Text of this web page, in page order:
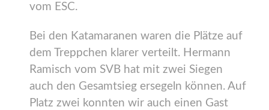
vom ESC.
Bei den Katamaranen waren die Plätze auf
dem Treppchen klarer verteilt. Hermann
Ramisch vom SVB hat mit zwei Siegen
auch den Gesamtsieg ersegeln können. Auf
Platz zwei konnten wir auch einen Gast